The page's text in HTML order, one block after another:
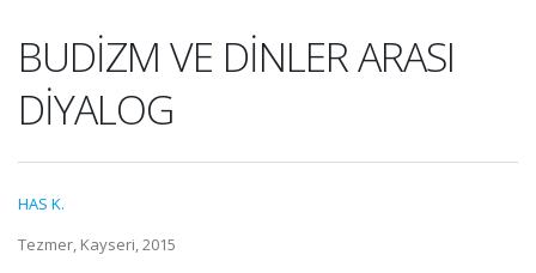
BUDİZM VE DİNLER ARASI
DİYALOG
HAS K.
Tezmer, Kayseri, 2015